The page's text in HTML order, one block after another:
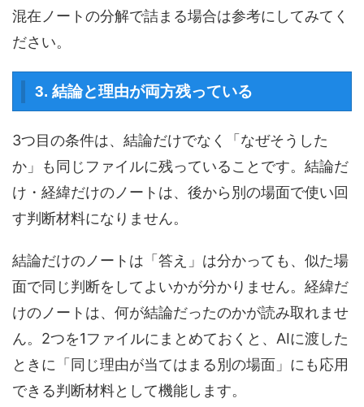
混在ノートの分解で詰まる場合は参考にしてみてく
ださい。
3. 結論と理由が両方残っている
3つ目の条件は、結論だけでなく「なぜそうした
か」も同じファイルに残っていることです。結論だ
け・経緯だけのノートは、後から別の場面で使い回
す判断材料になりません。
結論だけのノートは「答え」は分かっても、似た場
面で同じ判断をしてよいかが分かりません。経緯だ
けのノートは、何が結論だったのかが読み取れませ
ん。2つを1ファイルにまとめておくと、AIに渡した
ときに「同じ理由が当てはまる別の場面」にも応用
できる判断材料として機能します。